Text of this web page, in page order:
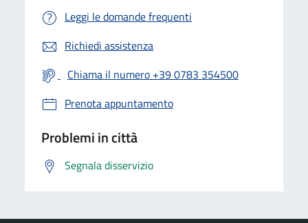
Leggi le domande frequenti
Richiedi assistenza
Chiama il numero +39 0783 354500
Prenota appuntamento
Problemi in città
Segnala disservizio